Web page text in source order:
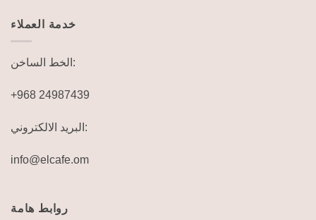
خدمة العملاء
الخط الساخن:
+968 24987439
البريد الالكتروني:
info@elcafe.om
روابط هامة